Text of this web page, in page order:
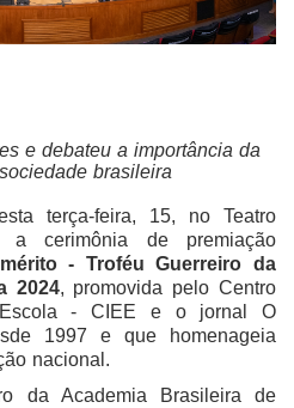
e debateu a importância da
brasileira
terça-feira, 15, no Teatro
cerimônia de premiação
- Troféu Guerreiro da
2024, promovida pelo Centro
Escola - CIEE e o jornal O
1997 e que homenageia
nacional.
da Academia Brasileira de